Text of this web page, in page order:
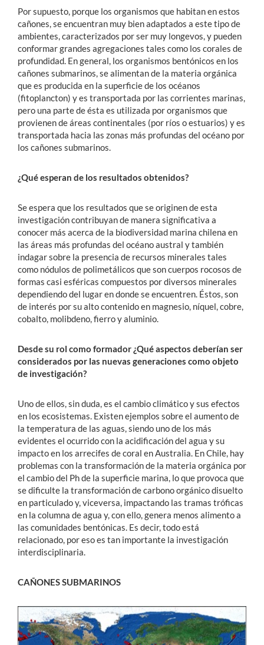
Por supuesto, porque los organismos que habitan en estos
cañones, se encuentran muy bien adaptados a este tipo de
ambientes, caracterizados por ser muy longevos, y pueden
conformar grandes agregaciones tales como los corales de
profundidad. En general, los organismos bentónicos en los
cañones submarinos, se alimentan de la materia orgánica
que es producida en la superficie de los océanos
(fitoplancton) y es transportada por las corrientes marinas,
pero una parte de ésta es utilizada por organismos que
provienen de áreas continentales (por ríos o estuarios) y es
transportada hacia las zonas más profundas del océano por
los cañones submarinos.
¿Qué esperan de los resultados obtenidos?
Se espera que los resultados que se originen de esta
investigación contribuyan de manera significativa a
conocer más acerca de la biodiversidad marina chilena en
las áreas más profundas del océano austral y también
indagar sobre la presencia de recursos minerales tales
como nódulos de polimetálicos que son cuerpos rocosos de
formas casi esféricas compuestos por diversos minerales
dependiendo del lugar en donde se encuentren. Éstos, son
de interés por su alto contenido en magnesio, níquel, cobre,
cobalto, molibdeno, fierro y aluminio.
Desde su rol como formador ¿Qué aspectos deberían ser
considerados por las nuevas generaciones como objeto
de investigación?
Uno de ellos, sin duda, es el cambio climático y sus efectos
en los ecosistemas. Existen ejemplos sobre el aumento de
la temperatura de las aguas, siendo uno de los más
evidentes el ocurrido con la acidificación del agua y su
impacto en los arrecifes de coral en Australia. En Chile, hay
problemas con la transformación de la materia orgánica por
el cambio del Ph de la superficie marina, lo que provoca que
se dificulte la transformación de carbono orgánico disuelto
en particulado y, viceversa, impactando las tramas tróficas
en la columna de agua y, con ello, genera menos alimento a
las comunidades bentónicas. Es decir, todo está
relacionado, por eso es tan importante la investigación
interdisciplinaria.
CAÑONES SUBMARINOS